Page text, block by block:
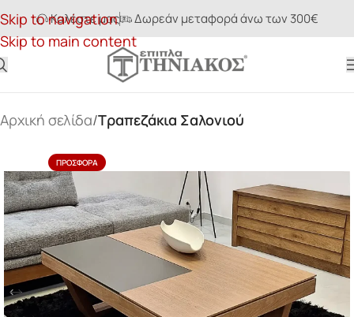
Skip to navigation
Skip to main content
Καλέστε μας Δωρεάν μεταφορά άνω των 300€
Αρχική σελίδα Τραπεζάκια Σαλονιού
ΠΡΟΣΦΟΡΆ